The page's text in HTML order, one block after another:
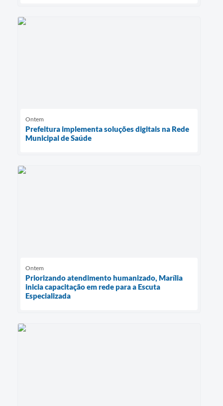
Ontem
Prefeitura implementa soluções digitais na Rede
Municipal de Saúde
Ontem
Priorizando atendimento humanizado, Marília
inicia capacitação em rede para a Escuta
Especializada